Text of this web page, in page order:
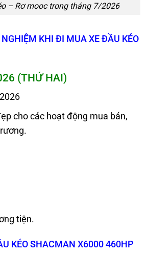
– Rơ mooc trong tháng 7/2026
KHI ĐI MUA XE ĐẦU KÉO
(THỨ HAI)
cho các hoạt động mua bán,
tiện.
KÉO SHACMAN X6000 460HP